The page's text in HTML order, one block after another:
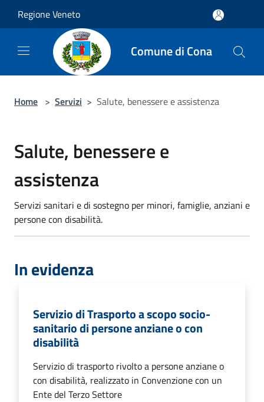
Regione Veneto
Comune di Cona
Home > Servizi > Salute, benessere e assistenza
Salute, benessere e
assistenza
Servizi sanitari e di sostegno per minori, famiglie, anziani e
persone con disabilità.
In evidenza
Servizio di Trasporto a scopo socio-
sanitario di persone anziane o con
disabilità
Servizio di trasporto rivolto a persone anziane o
con disabilità, realizzato in Convenzione con un
Ente del Terzo Settore